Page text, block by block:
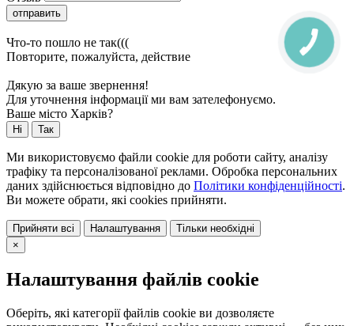
отправить
Что-то пошло не так(((
Повторите, пожалуйста, действие
Дякую за ваше звернення!
Для уточнення інформації ми вам зателефонуємо.
Ваше місто Харків?
Ні Так
Ми використовуємо файли cookie для роботи сайту, аналізу
трафіку та персоналізованої реклами. Обробка персональних
даних здійснюється відповідно до Політики конфіденційності.
Ви можете обрати, які cookies прийняти.
Прийняти всі Налаштування
Тільки необхідні
×
Налаштування файлів cookie
Оберіть, які категорії файлів cookie ви дозволяєте